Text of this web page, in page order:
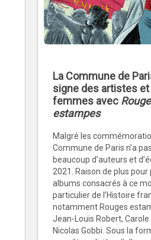
La Commune de
signe des artistes
femmes avec
estampes
Malgré les
Commune de Paris n’a
beaucoup d’auteurs et
2021. Raison de plus pour
albums consacrés à ce
particulier de l’Histoire
notamment Rouges
Jean-Louis Robert,
Nicolas Gobbi. Sous la